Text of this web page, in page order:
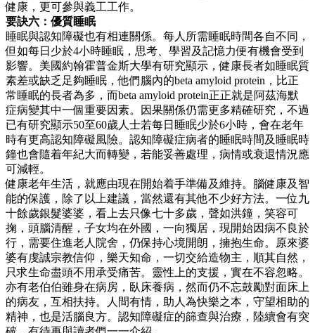
健康，更可參與義工工作。
要訣六：優質睡眠
睡眠與認知障礙也有相連關係。每人所需睡眠時間各自不同，
但如每日少於4小時睡眠，思考、學習及記憶力便有機會受到
影響。美國約翰霍普金斯大學有研究顯示，健康長者如睡眠質
素差或缺乏足夠睡眠，他們腦內的beta amyloid protein，比正
常睡眠的長者為多，而beta amyloid protein正正就是阿茲海默
症病變其中一個重要因素。因果關係仍需更多精確研究，不過
已有研究顯示50至60歲人士若每日睡眠少於6小時，會在老年
時有更高認知障礙風險。認知障礙症病者的睡眠時間及睡眠時
鐘也會隨着年紀大而轉變，若能妥善處理，病情或衰退情況應
可減輕。
健康老年生活，就應由現在開始着手準備及維持。腦健康及智
能的保護，除了以上建議，當然還有其他不少好方法。一位九
十餘歲銀髮婆婆，看上去只像七十多歲，聲如洪鐘，笑容可
掬，頭腦清醒，子女均在外國，一向獨居，現開始因病不良於
行，需要住進老人院舍，仍保持心境開朗，擁抱生命。原來婆
婆有虔誠宗教信仰，樂天知命，一切交給造物主，順其自然，
只求生命盡頭不用承受痛苦。靈性上的支援，實在不容忽略。
亦有老伯伯雖身在病房，臥床養病，然而仍不忘鼓勵對面床上
的病友，互相扶持。人間有情，助人為快樂之本，守望相助的
精神，也是活腦良方。認知障礙症的篩查與治療，陸續會有突